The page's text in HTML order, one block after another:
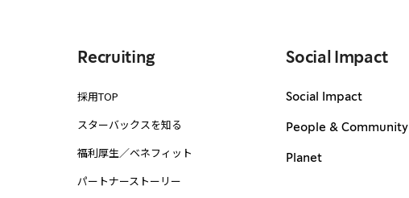
Recruiting
採用TOP
スターバックスを知る
福利厚生／ベネフィット
パートナーストーリー
Social Impact
Social Impact
People & Community
Planet